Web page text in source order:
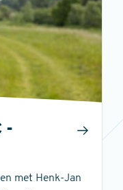
-
met Henk-Jan